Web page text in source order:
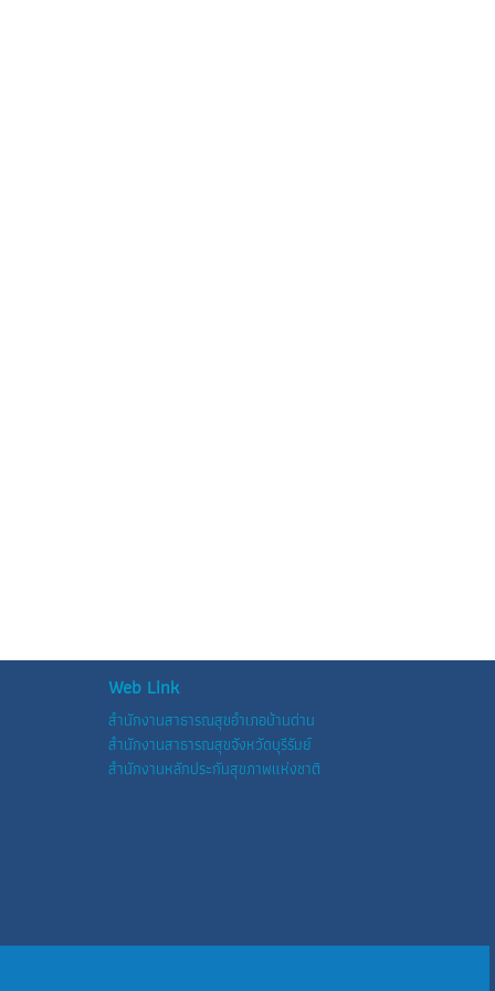
Web Link
สำนักงานสาธารณสุขอำเภอบ้านด่าน
สำนักงานสาธารณสุขจังหวัดบุรีรัมย์
สำนักงานหลักประกันสุขภาพแห่งชาติ